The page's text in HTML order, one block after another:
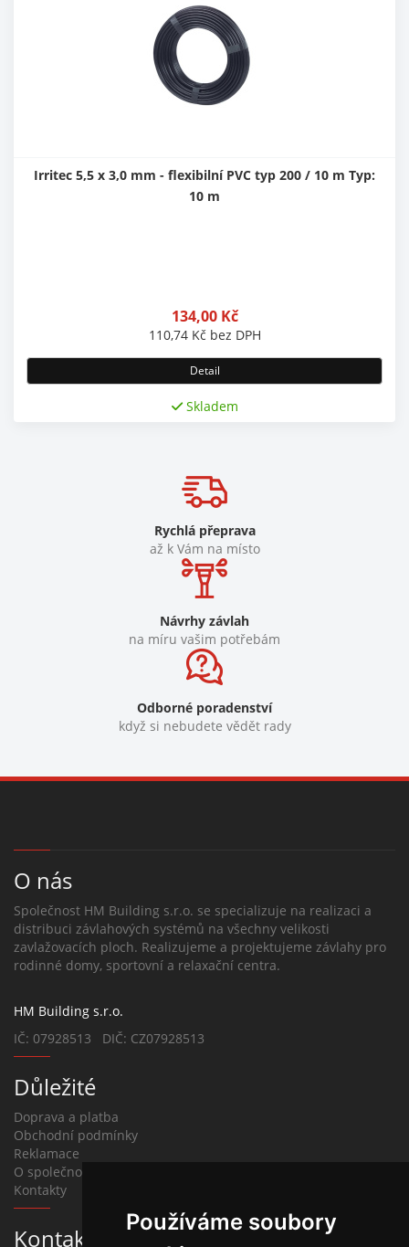
Používáme soubory
Irritec 5,5 x 3,0 mm - flexibilní PVC typ 200 / 10 m Typ:
10 m
134,00 Kč
110,74 Kč bez DPH
Detail
Skladem
Rychlá přeprava
až k Vám na místo
Návrhy závlah
na míru vašim potřebám
Odborné poradenství
když si nebudete vědět rady
O nás
Společnost HM Building s.r.o. se specializuje na realizaci a
distribuci závlahových systémů na všechny velikosti
zavlažovacích ploch. Realizujeme a projektujeme závlahy pro
rodinné domy, sportovní a relaxační centra.
HM Building s.r.o.
IČ: 07928513 DIČ: CZ07928513
Důležité
Doprava a platba
Obchodní podmínky
Reklamace
O společnosti
Kontakty
Kontakt na závlahy